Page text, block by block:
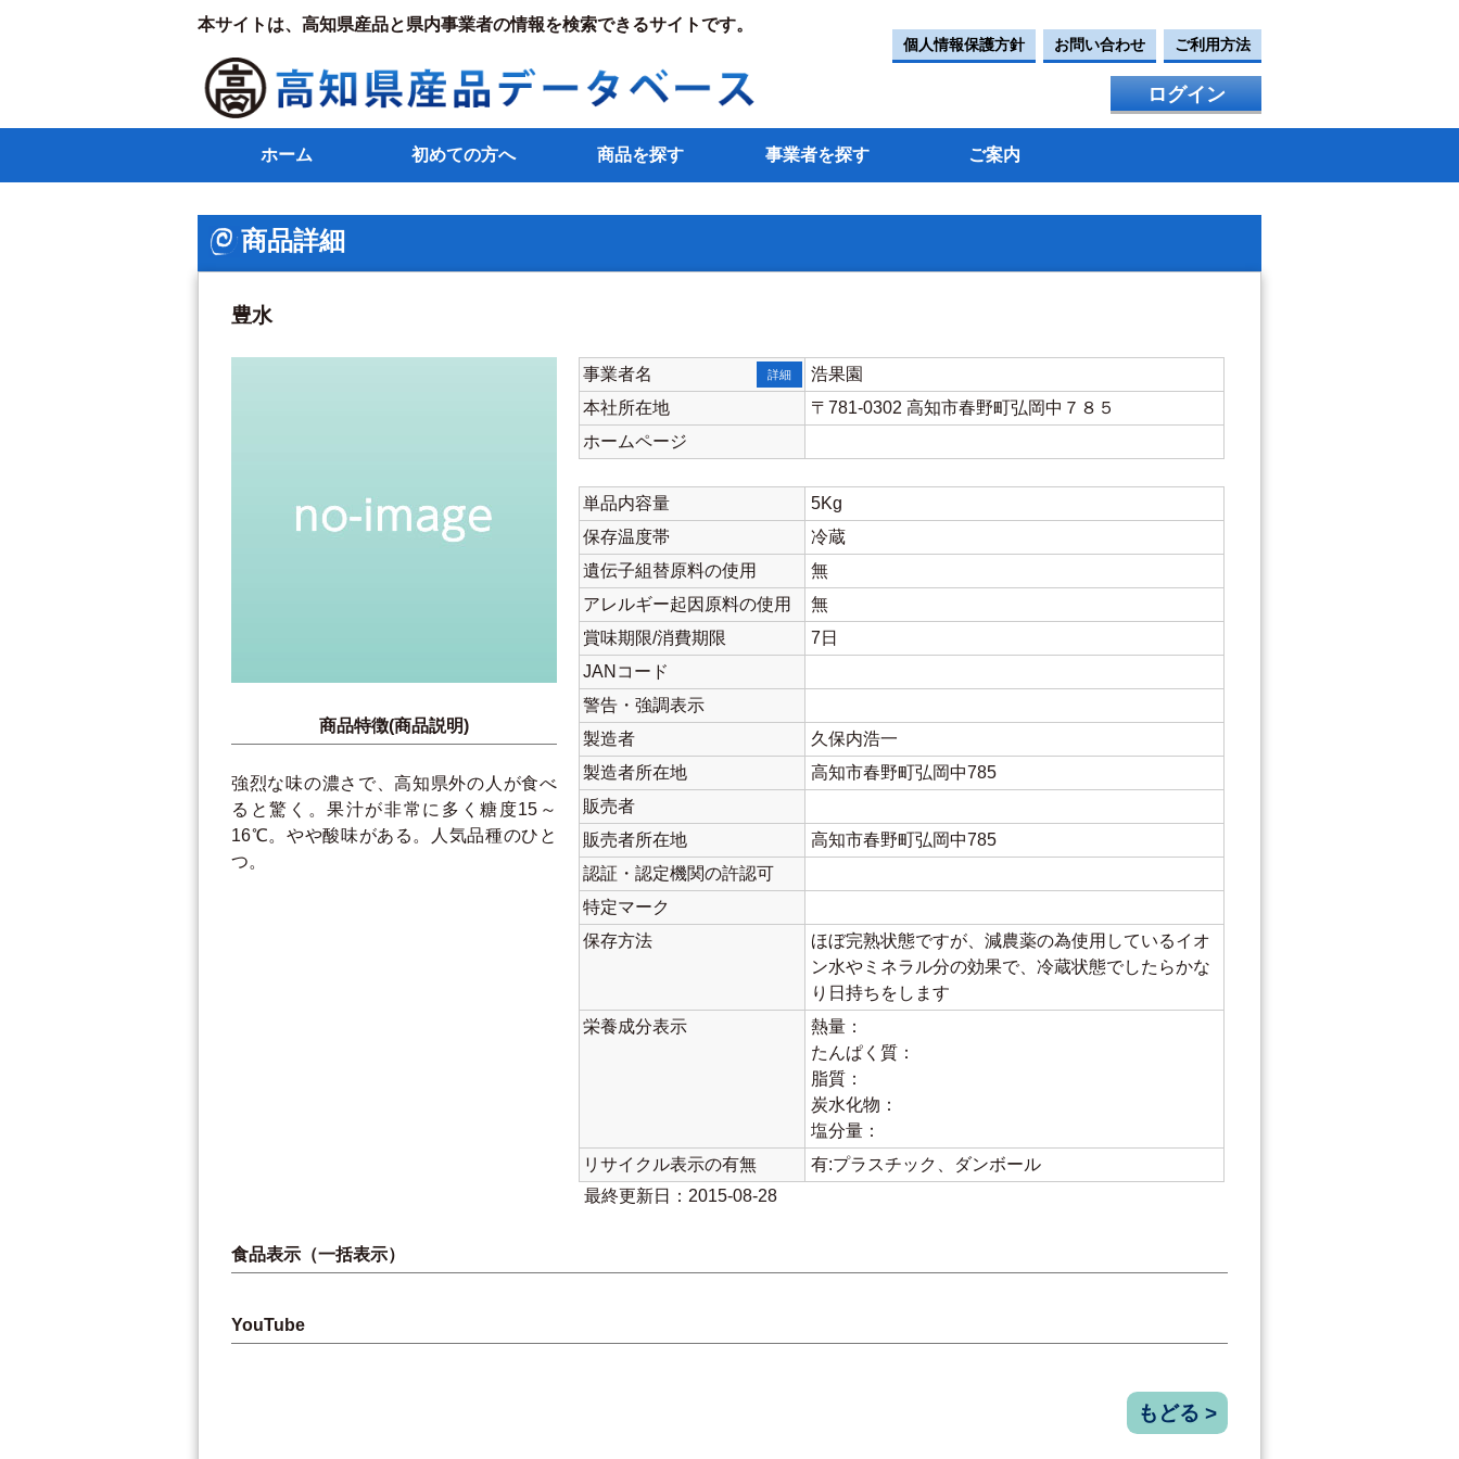
本サイトは、高知県産品と県内事業者の情報を検索できるサイトです。
個人情報保護方針 お問い合わせ ご利用方法
ログイン
ホーム 初めての方へ 商品を探す 事業者を探す ご案内
商品詳細
豊水
商品特徴(商品説明)
強烈な味の濃さで、高知県外の人が食べ
ると驚く。果汁が非常に多く糖度15～
16℃。やや酸味がある。人気品種のひと
つ。
事業者名 詳細
浩果園
本社所在地
〒781-0302 高知市春野町弘岡中７８５
ホームページ
単品内容量
5Kg
保存温度帯
冷蔵
遺伝子組替原料の使用
無
アレルギー起因原料の使用
無
賞味期限/消費期限
7日
JANコード
警告・強調表示
製造者
久保内浩一
製造者所在地
高知市春野町弘岡中785
販売者
販売者所在地
高知市春野町弘岡中785
認証・認定機関の許認可
特定マーク
保存方法
ほぼ完熟状態ですが、減農薬の為使用しているイオ
ン水やミネラル分の効果で、冷蔵状態でしたらかな
り日持ちをします
栄養成分表示
熱量：
たんぱく質：
脂質：
炭水化物：
塩分量：
リサイクル表示の有無
有:プラスチック、ダンボール
最終更新日：2015-08-28
食品表示（一括表示）
YouTube
もどる >